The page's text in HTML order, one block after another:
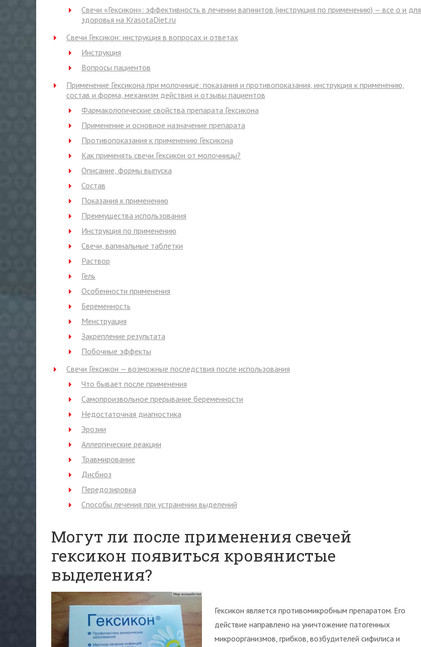
Свечи «Гексикон»: эффективность в лечении вагинитов (инструкция по применению) — все о и для
здоровья на KrasotaDiet.ru
Свечи Гексикон: инструкция в вопросах и ответах
Инструкция
Вопросы пациентов
Применение Гексикона при молочнице: показания и противопоказания, инструкция к применению,
состав и форма, механизм действия и отзывы пациентов
Фармакологические свойства препарата Гексикона
Применение и основное назначение препарата
Противопоказания к применению Гексикона
Как применять свечи Гексикон от молочницы?
Описание, формы выпуска
Состав
Показания к применению
Преимущества использования
Инструкция по применению
Свечи, вагинальные таблетки
Раствор
Гель
Особенности применения
Беременность
Менструация
Закрепление результата
Побочные эффекты
Свечи Гексикон — возможные последствия после использования
Что бывает после применения
Самопроизвольное прерывание беременности
Недостаточная диагностика
Эрозии
Аллергические реакции
Травмирование
Дисбиоз
Передозировка
Способы лечения при устранении выделений
Могут ли после применения свечей
гексикон появиться кровянистые
выделения?
Гексикон является противомикробным препаратом. Его
действие направлено на уничтожение патогенных
микроорганизмов, грибков, возбудителей сифилиса и